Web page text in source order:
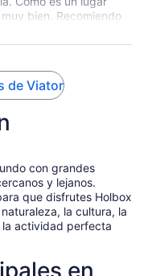
bien. Recomiendo
que debe
y unos zapatos de
reservar este tour
actividad es muy
de Viator
con grandes
y lejanos.
que disfrutes Holbox
la cultura, la
la actividad perfecta
en